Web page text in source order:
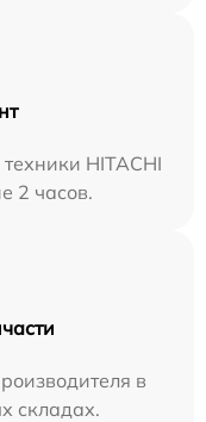
HITACHI
2 часов.
в
складах.